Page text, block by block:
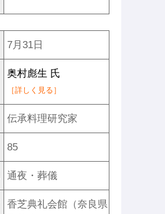
7月31日
奥村彪生 氏
［詳しく見る］
伝承料理研究家
85
通夜・葬儀
香芝典礼会館（奈良県